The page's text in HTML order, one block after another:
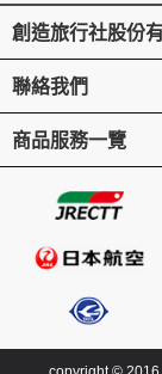
創造旅行社股份
聯絡我們
商品服務一覽